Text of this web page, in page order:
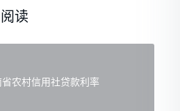
读
省农村信用社贷款利率